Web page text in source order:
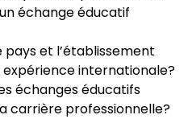
échange éducatif
et l’établissement
expérience internationale?
échanges éducatifs
carrière professionnelle?